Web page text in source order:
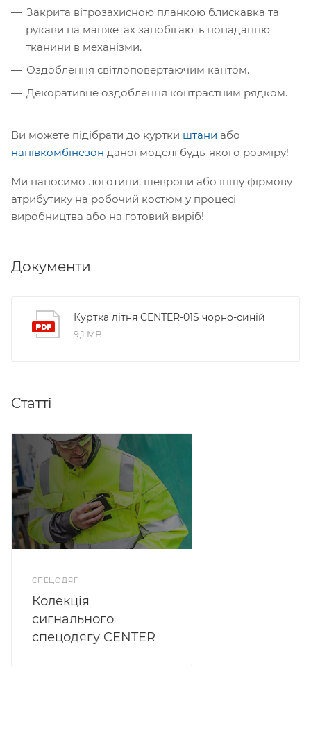
Закрита вітрозахисною планкою блискавка та
рукави на манжетах запобігають попаданню
тканини в механізми.
Оздоблення світлоповертаючим кантом.
Декоративне оздоблення контрастним рядком.
Ви можете підібрати до куртки штани або
напівкомбінезон даної моделі будь-якого розміру!
Ми наносимо логотипи, шеврони або іншу фірмову
атрибутику на робочий костюм у процесі
виробництва або на готовий виріб!
Документи
Куртка літня CENTER-01S чорно-синій
9,1 MB
Статті
СПЕЦОДЯГ
Колекція
сигнального
спецодягу CENTER